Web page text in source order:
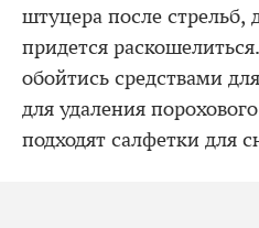
штуцера после стрельб,
придется
обойтись средствами
для удаления
подходят салфетки для